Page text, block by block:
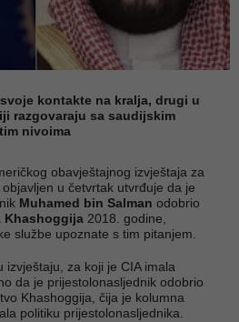
kontakte na kralja, drugi u
razgovaraju sa saudijskim
nivoima
obavještajnog izvještaja za
u četvrtak utvrđuje da je
Muhamed bin Salman odobrio
Khashoggija 2018. godine,
službe upoznate s tim pitanjem.
izvještaju, za koji je CIA imala
da je prijestolonasljednik odobrio
Khashoggija, čija je kolumna
politiku prijestolonasljednika.